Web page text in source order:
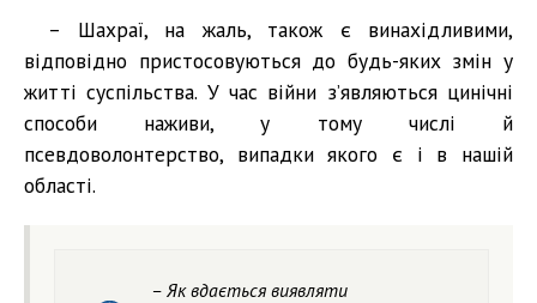
– Шахраї, на жаль, також є винахідливими,
відповідно пристосовуються до будь-яких змін у
житті суспільства. У час війни з’являються цинічні
способи наживи, у тому числі й
псевдоволонтерство, випадки якого є і в нашій
області.
– Як вдається виявляти